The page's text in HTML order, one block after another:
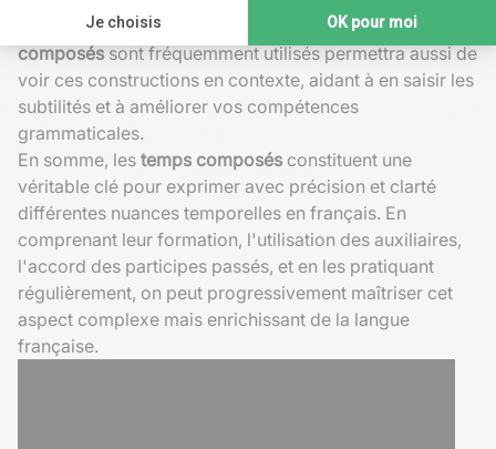
La lecture de textes variés dans lesquels lestemps
composéssont fréquemment utilisés permettra aussi de
voir ces constructions en contexte, aidant à en saisir les
subtilités et à améliorer vos compétences
grammaticales.
En somme, les temps composés constituent une
véritable clé pour exprimer avec précision et clarté
différentes nuances temporelles en français. En
comprenant leur formation, l'utilisation des auxiliaires,
l'accord des participes passés, et en les pratiquant
régulièrement, on peut progressivement maîtriser cet
aspect complexe mais enrichissant de la langue
française.